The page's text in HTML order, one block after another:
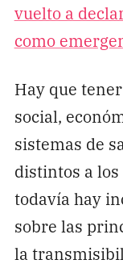
vuelto a
como
Hay que
social,
sistemas de
distintos a los
todavía hay
sobre las
la